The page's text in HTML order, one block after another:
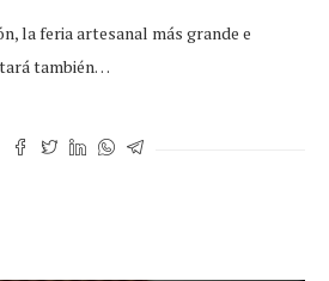
la feria artesanal más grande e
también…